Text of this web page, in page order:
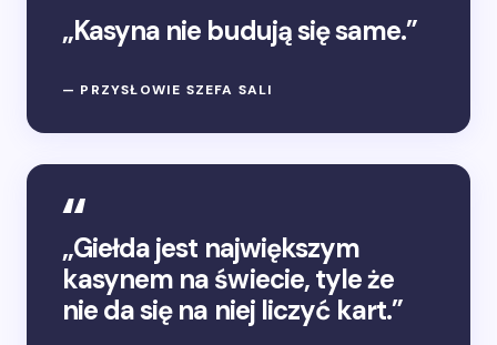
„Kasyna nie budują się same.”
— PRZYSŁOWIE SZEFA SALI
„Giełda jest największym
kasynem na świecie, tyle że
nie da się na niej liczyć kart.”